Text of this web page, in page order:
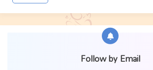
Follow by Email